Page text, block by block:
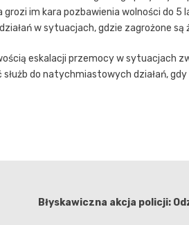
im kara pozbawienia wolności do 5
w sytuacjach, gdzie zagrożone są
eskalacji przemocy w sytuacjach
do natychmiastowych działań,
Błyskawiczna akcja policji: